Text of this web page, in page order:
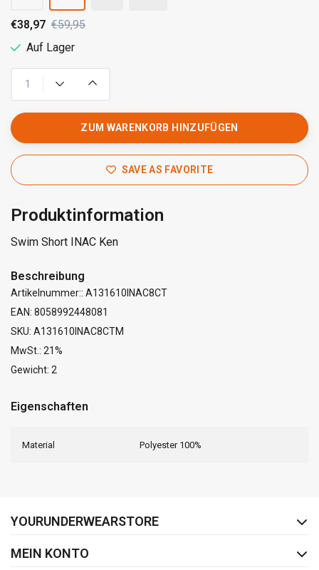
€38,97 €59,95
Auf Lager
ZUM WARENKORB HINZUFÜGEN
SAVE AS FAVORITE
Produktinformation
Swim Short INAC Ken
Beschreibung
Artikelnummer:: A131610INAC8CT
EAN: 8058992448081
SKU: A131610INAC8CTM
MwSt.: 21%
Gewicht: 2
Eigenschaften
Material Polyester 100%
YOURUNDERWEARSTORE
MEIN KONTO